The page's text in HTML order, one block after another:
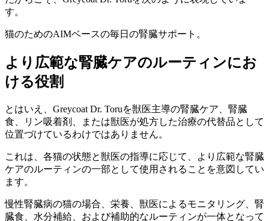
す。
猫のためのAIMベースの毎日の腎臓サポート。
より広範な腎臓ケアのルーティンにお
ける役割
とはいえ、Greycoat Dr. Toruを獣医主導の腎臓ケア、腎臓
食、リン吸着剤、または獣医が処方した治療の代替品として
位置づけているわけではありません。
これは、各猫の状態と獣医の指導に応じて、より広範な腎臓
ケアのルーティンの一部として使用されることを意図してい
ます。
慢性腎臓病の猫の場合、栄養、獣医によるモニタリング、腎
臓食、水分補給、および補助的なルーティンが一体となって